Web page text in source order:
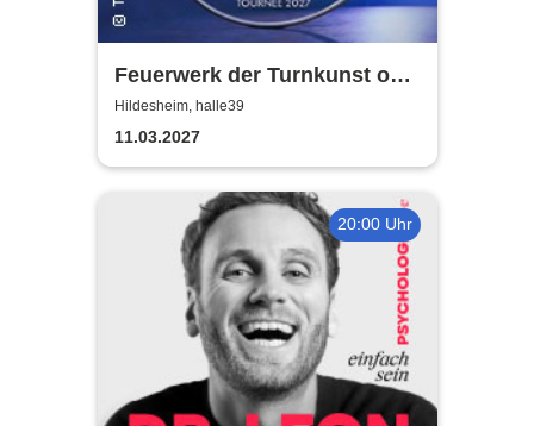
Feuerwerk der Turnkunst on
stage - RAW
Hildesheim, halle39
11.03.2027
20:00 Uhr